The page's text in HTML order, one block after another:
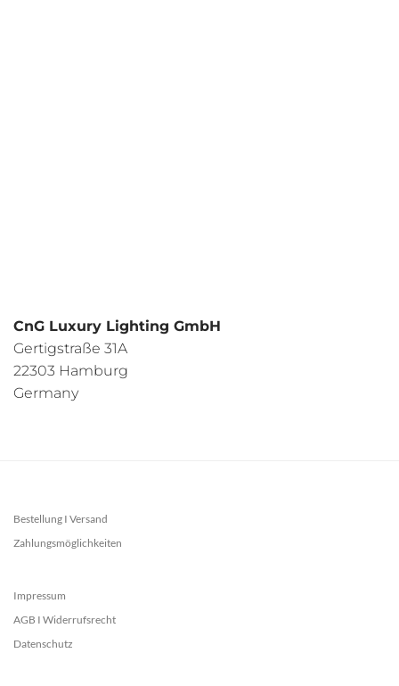
CnG Luxury Lighting GmbH
Gertigstraße 31A
22303 Hamburg
Germany
Bestellung I Versand
Zahlungsmöglichkeiten
Impressum
AGB I Widerrufsrecht
Datenschutz